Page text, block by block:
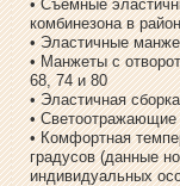
• Съёмные
комбинезона в
• Эластичные
• Манжеты с
68, 74 и 80
• Эластичная
• Светоотражающие
• Комфортная
градусов (данные
индивидуальных